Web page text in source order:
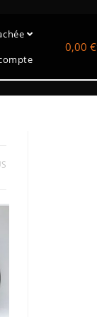
0,00 €